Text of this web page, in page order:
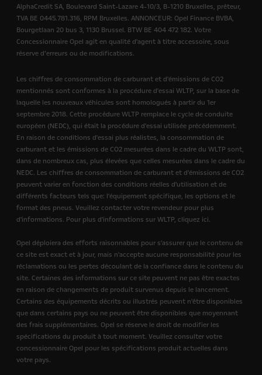
AlphaCredit SA, Boulevard Saint-Lazare 4-10/3, B-1210 Bruxelles, prêteur,
TVA BE 0445.781.316, RPM Bruxelles. ANNONCEUR: Opel Finance BVBA,
Bourgetlaan 20 bus 3, 1130 Brussel. BTW BE 404 472 182. Votre
Concessionnaire Opel agit en qualité d'agent à titre accessoire, sous
réserve d’erreurs ou de modifications.
Les chiffres de consommation de carburant et d'émissions de CO2
mentionnés sont conformes à la procédure d'essai WLTP, sur la base de
laquelle les nouveaux véhicules sont homologués à partir du 1er
septembre 2018. Cette procédure WLTP remplace le cycle de conduite
européen (NEDC), qui était la procédure d'essai utilisée précédemment.
En raison de conditions d'essai plus réalistes, la consommation de
carburant et les émissions de CO2 mesurées dans le cadre du WLTP sont,
dans de nombreux cas, plus élevées que celles mesurées dans le cadre du
NEDC. Les chiffres de consommation de carburant et d'émissions de CO2
peuvent varier en fonction des conditions réelles d'utilisation et de
différents facteurs tels que: l'équipement spécifique, les options et le
format des pneus. Veuillez contacter votre revendeur pour plus
d'informations. Pour plus d'informations sur WLTP, cliquez ici.
Opel déploiera des efforts raisonnables pour s'assurer que le contenu de
ce site est exact et à jour, mais n'accepte aucune responsabilité pour les
réclamations ou les pertes découlant de la confiance dans le contenu du
site. Certaines des informations sur ce site peuvent ne pas être exactes
en raison de changements de produit survenus depuis le lancement.
Certains des équipements décrits ou illustrés peuvent n'être disponibles
que dans certains pays ou ne peuvent être disponibles que moyennant
des frais supplémentaires. Opel se réserve le droit de modifier les
spécifications du produit à tout moment. Veuillez consulter votre
concessionnaire Opel pour les spécifications produit actuelles dans
votre pays.